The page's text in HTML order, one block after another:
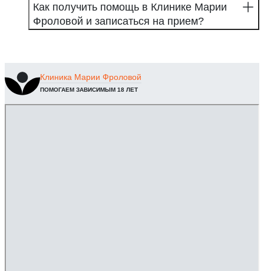
Как получить помощь в Клинике Марии
Фроловой и записаться на прием?
Клиника Марии Фроловой
ПОМОГАЕМ ЗАВИСИМЫМ 18 ЛЕТ